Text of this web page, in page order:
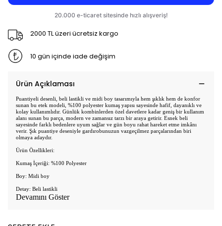
2000 TL üzeri ücretsiz kargo
10 gün içinde iade değişim
Ürün Açıklaması
Puantiyeli desenli, beli lastikli ve midi boy tasarımıyla hem şıklık hem de konfor
sunan bu etek modeli, %100 polyester kumaş yapısı sayesinde hafif, dayanıklı ve
kolay kullanımlıdır. Günlük kombinlerden özel davetlere kadar geniş bir kullanım
alanı sunan bu parça, modern ve zamansız tarzı bir araya getirir. Esnek beli
sayesinde farklı bedenlere uyum sağlar ve gün boyu rahat hareket etme imkânı
verir. Şık puantiye deseniyle gardırobunuzun vazgeçilmez parçalarından biri
olmaya adaydır.
Ürün Özellikleri:
Kumaş İçeriği: %100 Polyester
Boy: Midi boy
Detay: Beli lastikli
Devamını Göster